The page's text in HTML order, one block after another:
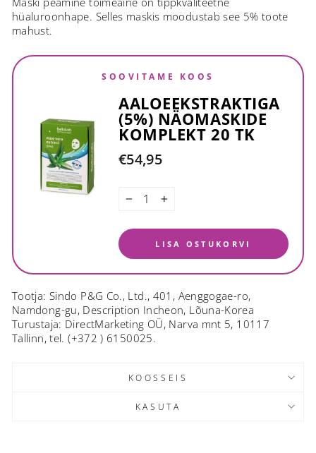
hüaluroonhape. Selles maskis moodustab see 5% toote
mahust.
SOOVITAME KOOS
AALOEEKSTRAKTIGA
(5%) NÄOMASKIDE
KOMPLEKT 20 TK
€54,95
+
LISA OSTUKORVI
Tootja: Sindo P&G Co., Ltd., 401, Aenggogae-ro,
Namdong-gu, Description Incheon, Lõuna-Korea
Turustaja: DirectMarketing OÜ, Narva mnt 5, 10117
Tallinn, tel. (+372 ) 6150025.
KOOSSEIS
KASUTA